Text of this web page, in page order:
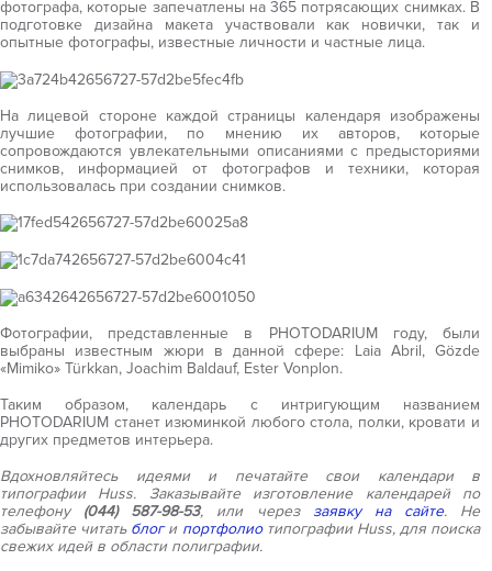
фотографа, которые запечатлены на 365 потрясающих снимках. В
подготовке дизайна макета участвовали как новички, так и
опытные фотографы, известные личности и частные лица.
На лицевой стороне каждой страницы календаря изображены
лучшие фотографии, по мнению их авторов, которые
сопровождаются увлекательными описаниями с предысториями
снимков, информацией от фотографов и техники, которая
использовалась при создании снимков.
Фотографии, представленные в PHOTODARIUM году, были
выбраны известным жюри в данной сфере: Laia Abril, Gözde
«Mimiko» Türkkan, Joachim Baldauf, Ester Vonplon.
Таким образом, календарь с интригующим названием
PHOTODARIUM станет изюминкой любого стола, полки, кровати и
других предметов интерьера.
Вдохновляйтесь идеями и печатайте свои календари в
типографии Huss. Заказывайте изготовление календарей по
телефону (044) 587-98-53, или через заявку на сайте. Не
забывайте читать блоги портфолиотипографии Huss, для поиска
свежих идей в области полиграфии.